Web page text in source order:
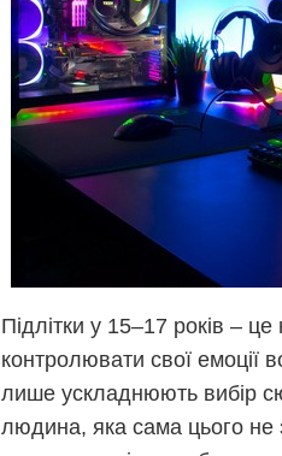
Підлітки у 15–17 років –
контролювати свої емоції
лише ускладнюють вибір
людина, яка сама цього не